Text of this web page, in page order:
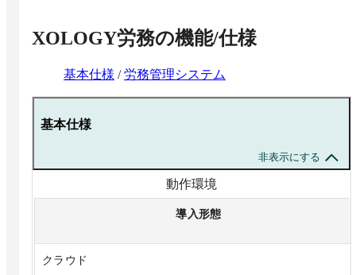
XOLOGY労務の機能/仕様
基本仕様 /労務管理システム
基本仕様
非表示にする
動作環境
導入形態
クラウド